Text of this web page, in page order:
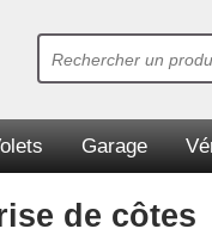
Garage
de côtes